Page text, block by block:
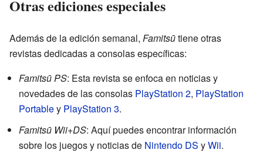
Otras ediciones especiales
Además de la edición semanal, Famitsūtiene otras
revistas dedicadas a consolas específicas:
Famitsū PS: Esta revista se enfoca en noticias y
novedades de las consolas PlayStation 2, PlayStation
Portabley PlayStation 3.
Famitsū Wii+DS: Aquí puedes encontrar información
sobre los juegos y noticias de Nintendo DS yWii.